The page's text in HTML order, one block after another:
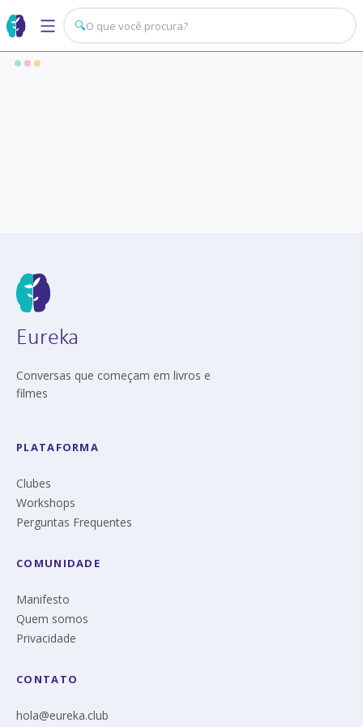
🔍
Eureka
Conversas que começam em livros e
filmes
PLATAFORMA
Clubes
Workshops
Perguntas Frequentes
COMUNIDADE
Manifesto
Quem somos
Privacidade
CONTATO
hola@eureka.club